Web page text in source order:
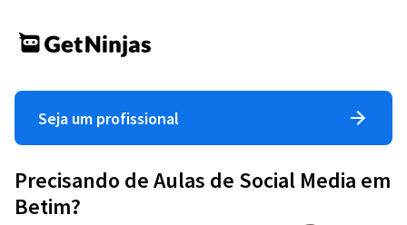
Seja um profissional
Precisando de Aulas de Social Media em
Betim?